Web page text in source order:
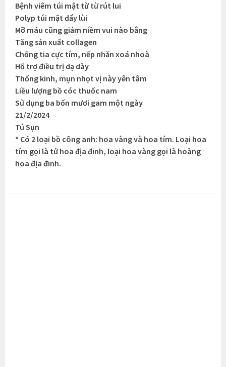
Bệnh viêm túi mật từ từ rút lui
Polyp túi mật đẩy lùi
Mỡ máu cũng giảm niềm vui nào bằng
Tăng sản xuất collagen
Chống tia cực tím, nếp nhăn xoá nhoà
Hổ trợ điều trị dạ dày
Thống kinh, mụn nhọt vị này yên tâm
Liều lượng bồ cóc thuốc nam
Sử dụng ba bốn mươi gam một ngày
21/2/2024
Tú Sụn
* Có 2 loại bồ công anh: hoa vàng và hoa tím. Loại hoa
tím gọi là tử hoa địa đinh, loại hoa vàng gọi là hoàng
hoa địa đinh.